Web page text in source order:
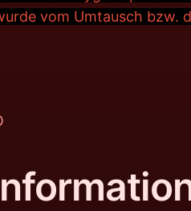
vom Umtausch bzw.